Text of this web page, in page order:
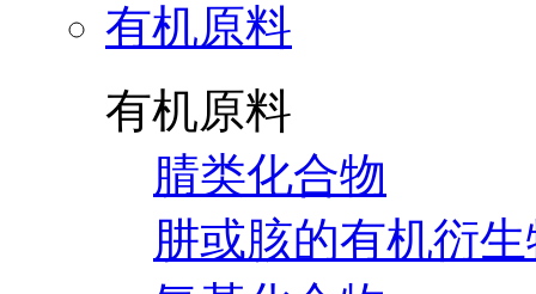
有机原料
有机原料
腈类化合物
肼或胲的有机衍